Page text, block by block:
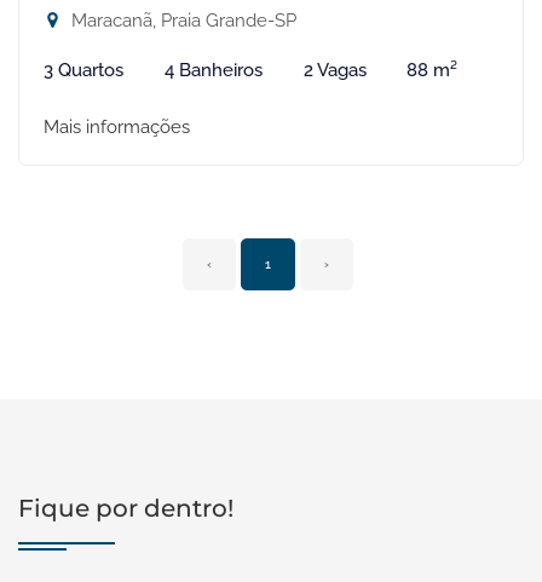
Maracanã, Praia Grande-SP
3 Quartos 4 Banheiros 2 Vagas 88 m²
Mais informações
‹ 1 ›
Fique por dentro!